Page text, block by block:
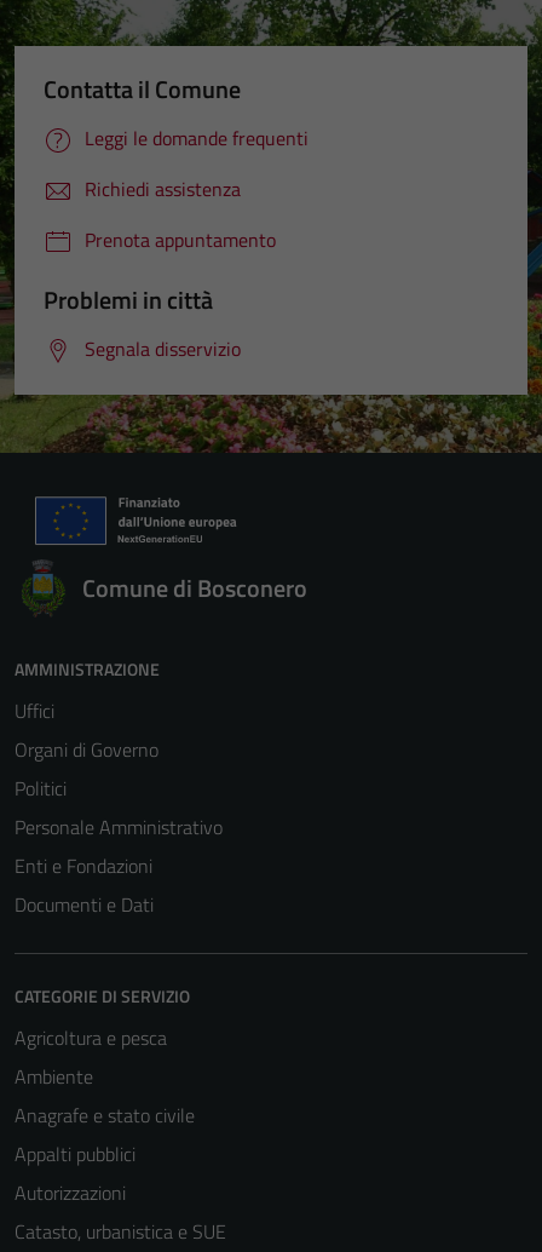
Contatta il Comune
Leggi le domande frequenti
Richiedi assistenza
Prenota appuntamento
Problemi in città
Segnala disservizio
Comune di Bosconero
AMMINISTRAZIONE
Uffici
Organi di Governo
Politici
Personale Amministrativo
Enti e Fondazioni
Documenti e Dati
CATEGORIE DI SERVIZIO
Agricoltura e pesca
Ambiente
Anagrafe e stato civile
Appalti pubblici
Autorizzazioni
Catasto, urbanistica e SUE